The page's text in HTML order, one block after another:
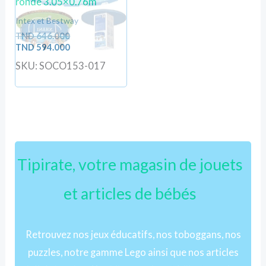
Intex et Bestway
TND646.000
TND594.000
SKU: SOCO153-017
Tipirate, votre magasin de jouets
et articles de bébés
Retrouvez nos jeux éducatifs, nos toboggans, nos
puzzles, notre gamme Lego ainsi que nos articles